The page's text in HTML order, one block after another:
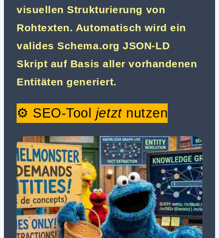
visuellen Strukturierung von
Rohtexten. Automatisch wird ein
valides Schema.org JSON-LD
Skript auf Basis aller vorhandenen
Entitäten generiert.
⚙️ SEO-Tool jetztnutzen